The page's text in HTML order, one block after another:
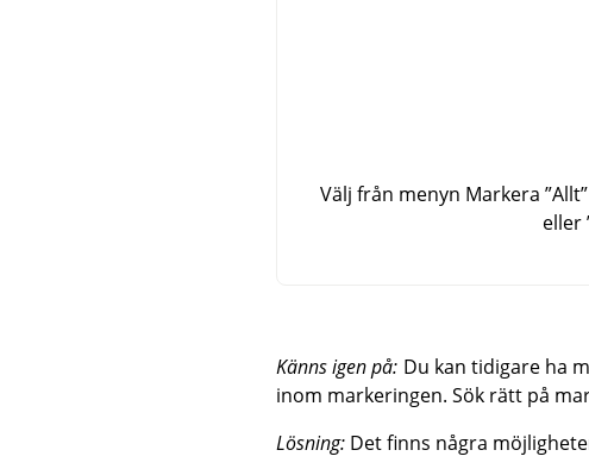
Välj från menyn Markera ”Allt”
eller
Känns igen på: Du kan tidigare ha
inom markeringen. Sök rätt på
Lösning: Det finns några